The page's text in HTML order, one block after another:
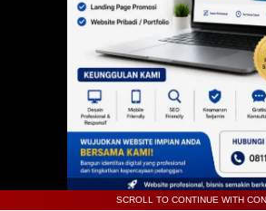
SCROLL TO CONTINUE WITH